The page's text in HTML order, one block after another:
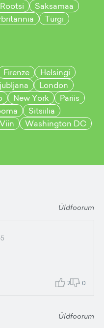
Rootsi
Saksamaa
Türgi
Firenze
Helsingi
London
New York
Pariis
Sitsiilia
Viin Washington DC
Üldfoorum
2 0
Üldfoorum